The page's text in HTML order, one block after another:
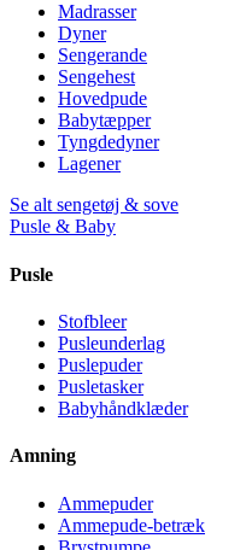
Madrasser
Dyner
Sengerande
Sengehest
Hovedpude
Babytæpper
Tyngdedyner
Lagener
Se alt sengetøj & sove
Pusle & Baby
Pusle
Stofbleer
Pusleunderlag
Puslepuder
Pusletasker
Babyhåndklæder
Amning
Ammepuder
Ammepude-betræk